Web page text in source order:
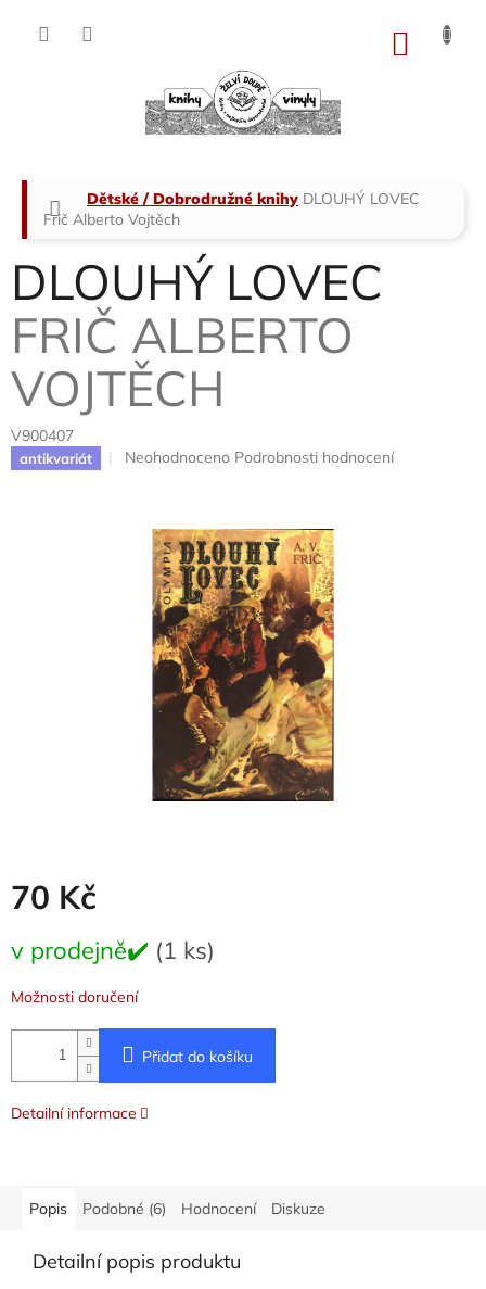
Domů
Dětské / Dobrodružné knihy DLOUHÝ LOVEC
Frič Alberto Vojtěch
DLOUHÝ LOVEC
FRIČ ALBERTO
VOJTĚCH
V900407
antikvariát
Průměrné
hvězdiček.
Neohodnoceno Podrobnosti hodnocení
70 Kč
cena:
v prodejně✔️ (1 ks)
Možnosti doručení
Přidat do košíku
Detailní informace
Popis Podobné (6) Hodnocení Diskuze
Detailní popis produktu